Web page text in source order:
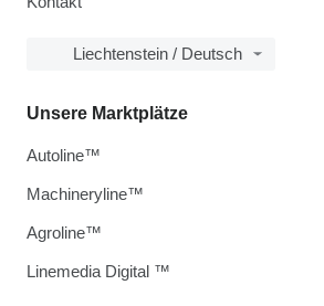
Liechtenstein / Deutsch
Unsere Marktplätze
Autoline™
Machineryline™
Agroline™
Linemedia Digital ™